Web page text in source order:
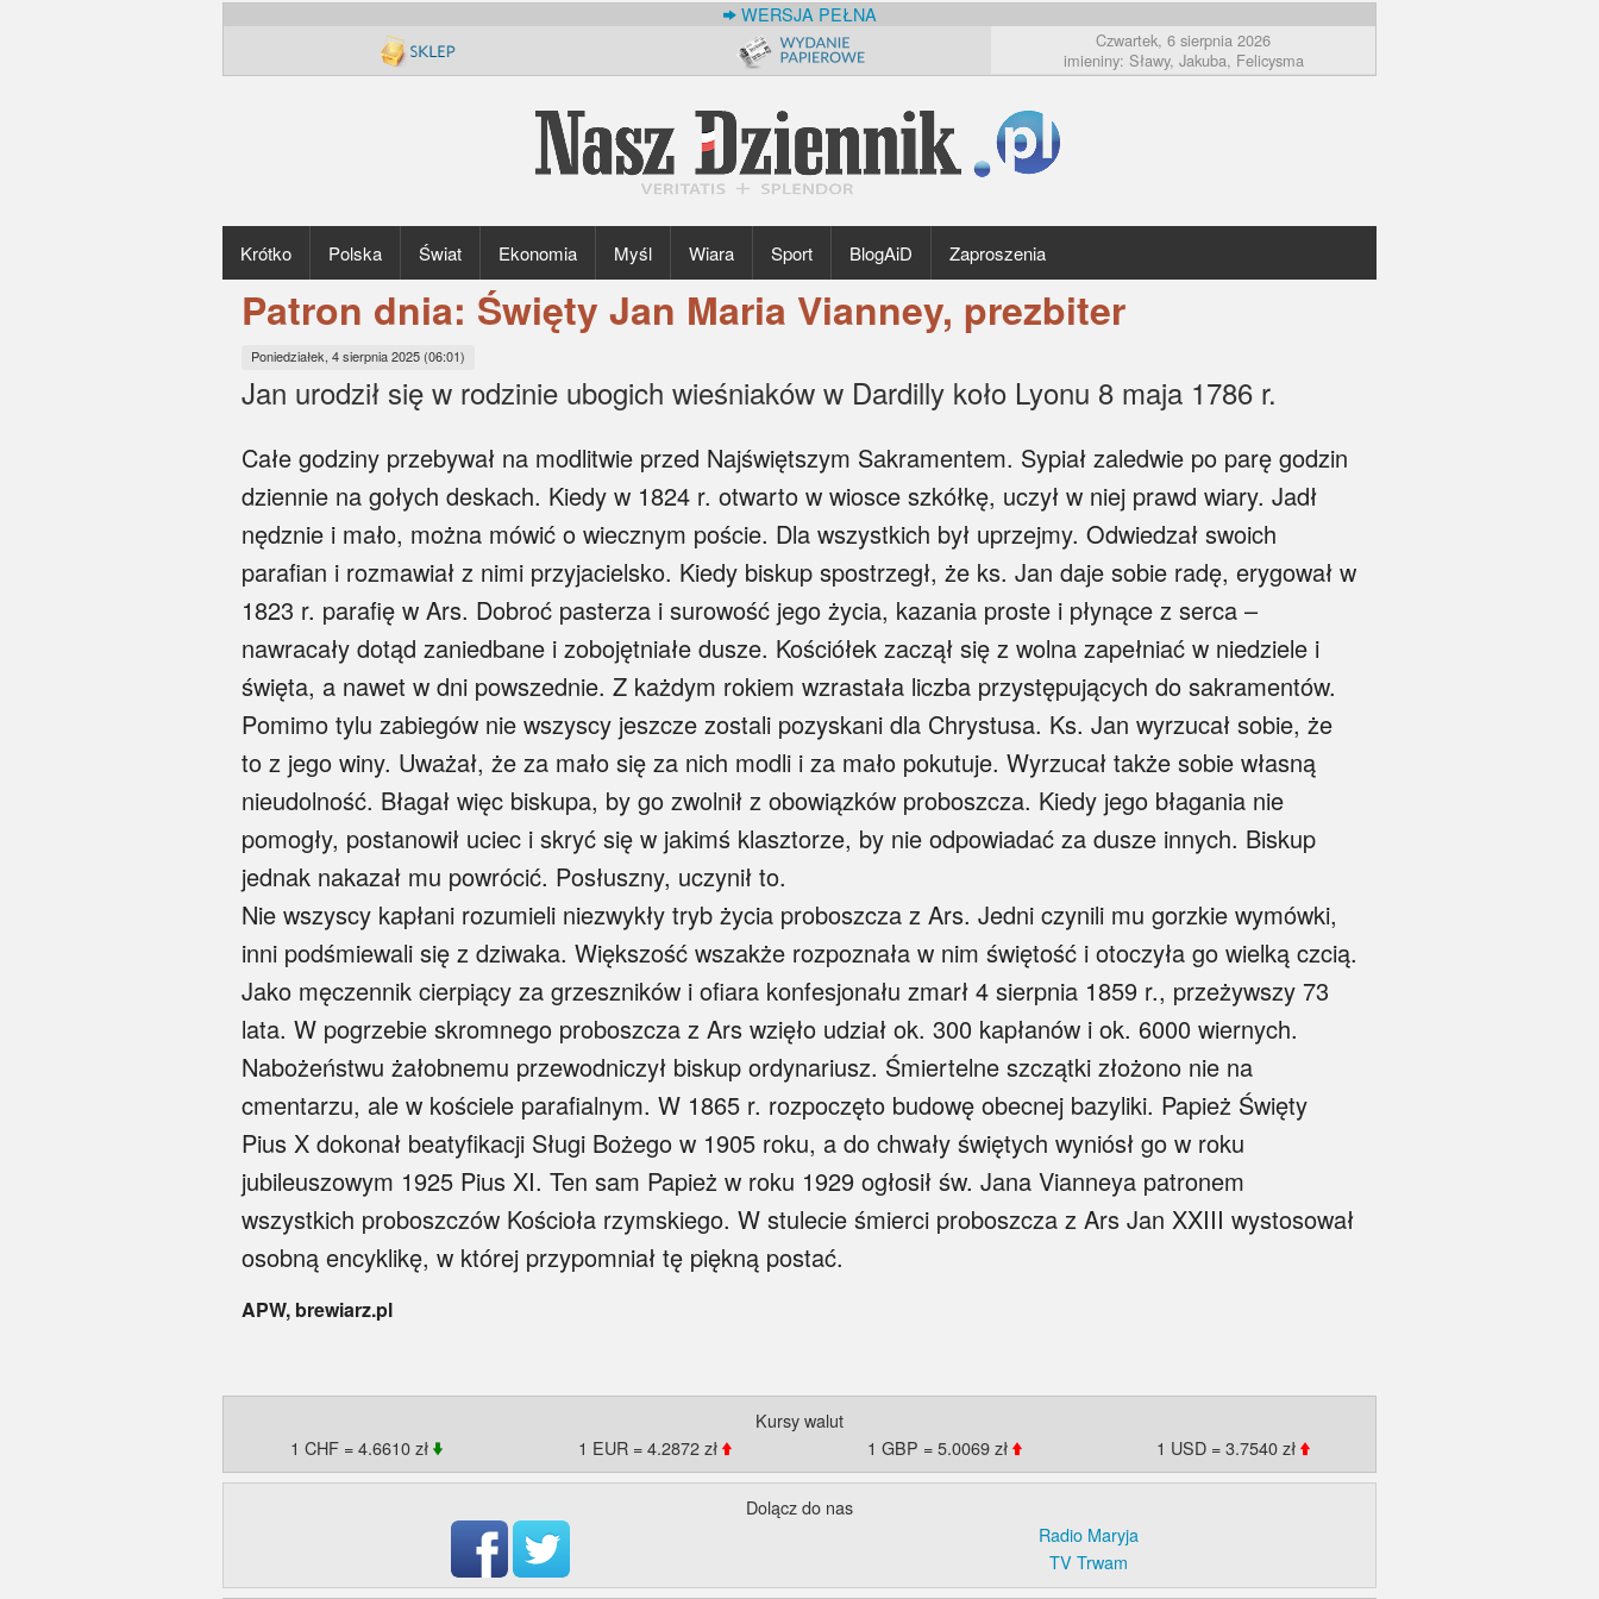
WERSJA PEŁNA
Czwartek, 6 sierpnia 2026
imieniny: Sławy, Jakuba, Felicysma
Krótko Polska Świat Ekonomia Myśl Wiara Sport BlogAiD Zaproszenia
Patron dnia: Święty Jan Maria Vianney, prezbiter
Poniedziałek, 4 sierpnia 2025 (06:01)
Jan urodził się w rodzinie ubogich wieśniaków w Dardilly koło Lyonu 8 maja 1786 r.
Całe godziny przebywał na modlitwie przed Najświętszym Sakramentem. Sypiał zaledwie po parę godzin
dziennie na gołych deskach. Kiedy w 1824 r. otwarto w wiosce szkółkę, uczył w niej prawd wiary. Jadł
nędznie i mało, można mówić o wiecznym poście. Dla wszystkich był uprzejmy. Odwiedzał swoich
parafian i rozmawiał z nimi przyjacielsko. Kiedy biskup spostrzegł, że ks. Jan daje sobie radę, erygował w
1823 r. parafię w Ars. Dobroć pasterza i surowość jego życia, kazania proste i płynące z serca –
nawracały dotąd zaniedbane i zobojętniałe dusze. Kościółek zaczął się z wolna zapełniać w niedziele i
święta, a nawet w dni powszednie. Z każdym rokiem wzrastała liczba przystępujących do sakramentów.
Pomimo tylu zabiegów nie wszyscy jeszcze zostali pozyskani dla Chrystusa. Ks. Jan wyrzucał sobie, że
to z jego winy. Uważał, że za mało się za nich modli i za mało pokutuje. Wyrzucał także sobie własną
nieudolność. Błagał więc biskupa, by go zwolnił z obowiązków proboszcza. Kiedy jego błagania nie
pomogły, postanowił uciec i skryć się w jakimś klasztorze, by nie odpowiadać za dusze innych. Biskup
jednak nakazał mu powrócić. Posłuszny, uczynił to.
Nie wszyscy kapłani rozumieli niezwykły tryb życia proboszcza z Ars. Jedni czynili mu gorzkie wymówki,
inni podśmiewali się z dziwaka. Większość wszakże rozpoznała w nim świętość i otoczyła go wielką czcią.
Jako męczennik cierpiący za grzeszników i ofiara konfesjonału zmarł 4 sierpnia 1859 r., przeżywszy 73
lata. W pogrzebie skromnego proboszcza z Ars wzięło udział ok. 300 kapłanów i ok. 6000 wiernych.
Nabożeństwu żałobnemu przewodniczył biskup ordynariusz. Śmiertelne szczątki złożono nie na
cmentarzu, ale w kościele parafialnym. W 1865 r. rozpoczęto budowę obecnej bazyliki. Papież Święty
Pius X dokonał beatyfikacji Sługi Bożego w 1905 roku, a do chwały świętych wyniósł go w roku
jubileuszowym 1925 Pius XI. Ten sam Papież w roku 1929 ogłosił św. Jana Vianneya patronem
wszystkich proboszczów Kościoła rzymskiego. W stulecie śmierci proboszcza z Ars Jan XXIII wystosował
osobną encyklikę, w której przypomniał tę piękną postać.
APW, brewiarz.pl
Kursy walut
1 CHF = 4.6610 zł
1 EUR = 4.2872 zł 1 GBP = 5.0069 zł 1 USD = 3.7540 zł
Dolącz do nas
Radio Maryja
TV Trwam